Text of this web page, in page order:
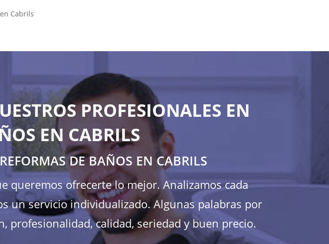
Cabrils
PROFESIONALES EN
EN CABRILS
DE BAÑOS EN CABRILS
queremos ofrecerte lo mejor. Analizamos cada
un servicio individualizado. Algunas palabras por
profesionalidad, calidad, seriedad y buen precio.